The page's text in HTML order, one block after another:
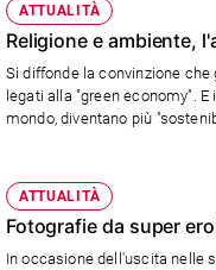
Social
ATTUALITÀ
Religione e ambiente,
Si diffonde la convinzione
legati alla "green economy".
mondo, diventano più
ATTUALITÀ
Fotografie da super
In occasione dell'uscita nelle